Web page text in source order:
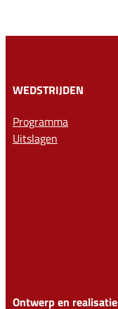
WEDSTRIJDEN
Programma
Uitslagen
Ontwerp en realisatie